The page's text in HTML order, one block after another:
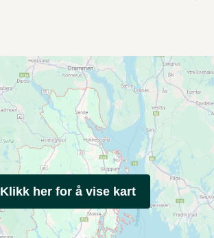
Klikk her for å vise kart